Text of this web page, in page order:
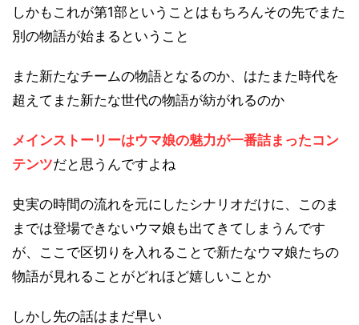
しかもこれが第1部ということはもちろんその先でまた
別の物語が始まるということ
また新たなチームの物語となるのか、はたまた時代を
超えてまた新たな世代の物語が紡がれるのか
メインストーリーはウマ娘の魅力が一番詰まったコン
テンツだと思うんですよね
史実の時間の流れを元にしたシナリオだけに、このま
までは登場できないウマ娘も出てきてしまうんです
が、ここで区切りを入れることで新たなウマ娘たちの
物語が見れることがどれほど嬉しいことか
しかし先の話はまだ早い